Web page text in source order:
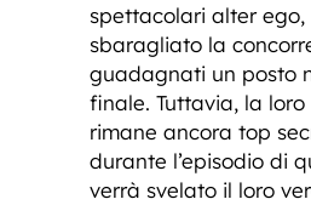
spettacolari alter ego,
sbaragliato la
guadagnati un posto
finale. Tuttavia, la
rimane ancora top
durante l’episodio di
verrà svelato il loro